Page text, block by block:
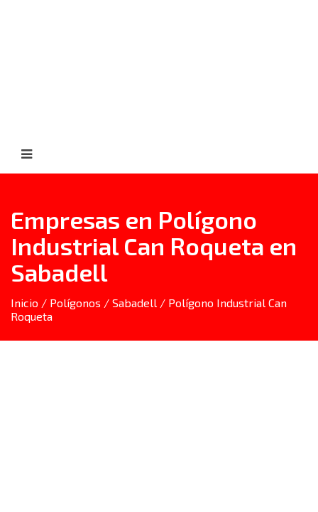
Empresas en Polígono
Industrial Can Roqueta en
Sabadell
Inicio / Polígonos / Sabadell / Polígono Industrial Can
Roqueta